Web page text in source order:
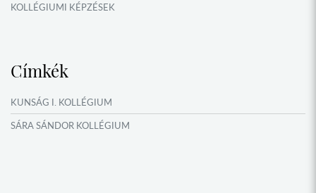
KOLLÉGIUMI KÉPZÉSEK
NYÁRI TÁBOROK
OKTATÁS, KULTÚRA
VERSENYEK, VETÉLKEDŐK
Címkék
KUNSÁG I. KOLLÉGIUM
SÁRA SÁNDOR KOLLÉGIUM